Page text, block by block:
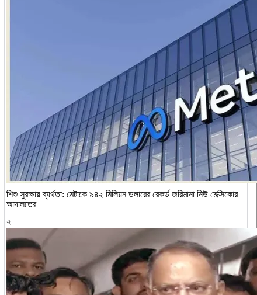
শিশু সুরক্ষায় ব্যর্থতা: মেটাকে ৯৪২ মিলিয়ন ডলারের রেকর্ড জরিমানা নিউ মেক্সিকোর
আদালতের
২